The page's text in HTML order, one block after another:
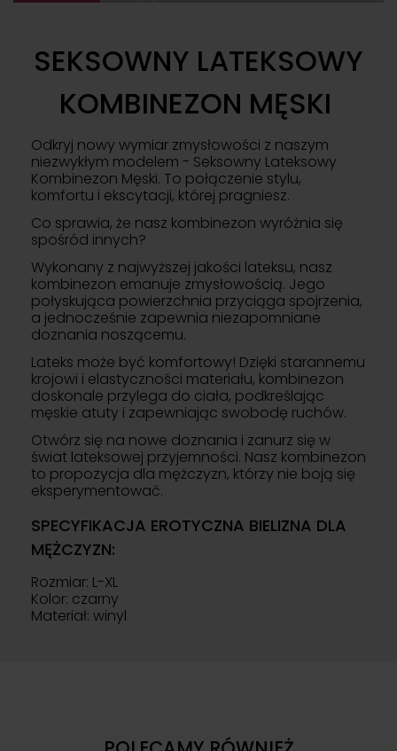
SEKSOWNY LATEKSOWY
KOMBINEZON MĘSKI
Odkryj nowy wymiar zmysłowości z naszym
niezwykłym modelem - Seksowny Lateksowy
Kombinezon Męski. To połączenie stylu,
komfortu i ekscytacji, której pragniesz.
Co sprawia, że nasz kombinezon wyróżnia się
spośród innych?
Wykonany z najwyższej jakości lateksu, nasz
kombinezon emanuje zmysłowością. Jego
połyskująca powierzchnia przyciąga spojrzenia,
a jednocześnie zapewnia niezapomniane
doznania noszącemu.
Lateks może być komfortowy! Dzięki starannemu
krojowi i elastyczności materiału, kombinezon
doskonale przylega do ciała, podkreślając
męskie atuty i zapewniając swobodę ruchów.
Otwórz się na nowe doznania i zanurz się w
świat lateksowej przyjemności. Nasz kombinezon
to propozycja dla mężczyzn, którzy nie boją się
eksperymentować.
SPECYFIKACJA EROTYCZNA BIELIZNA DLA
MĘŻCZYZN:
Rozmiar: L-XL
Kolor: czarny
Materiał: winyl